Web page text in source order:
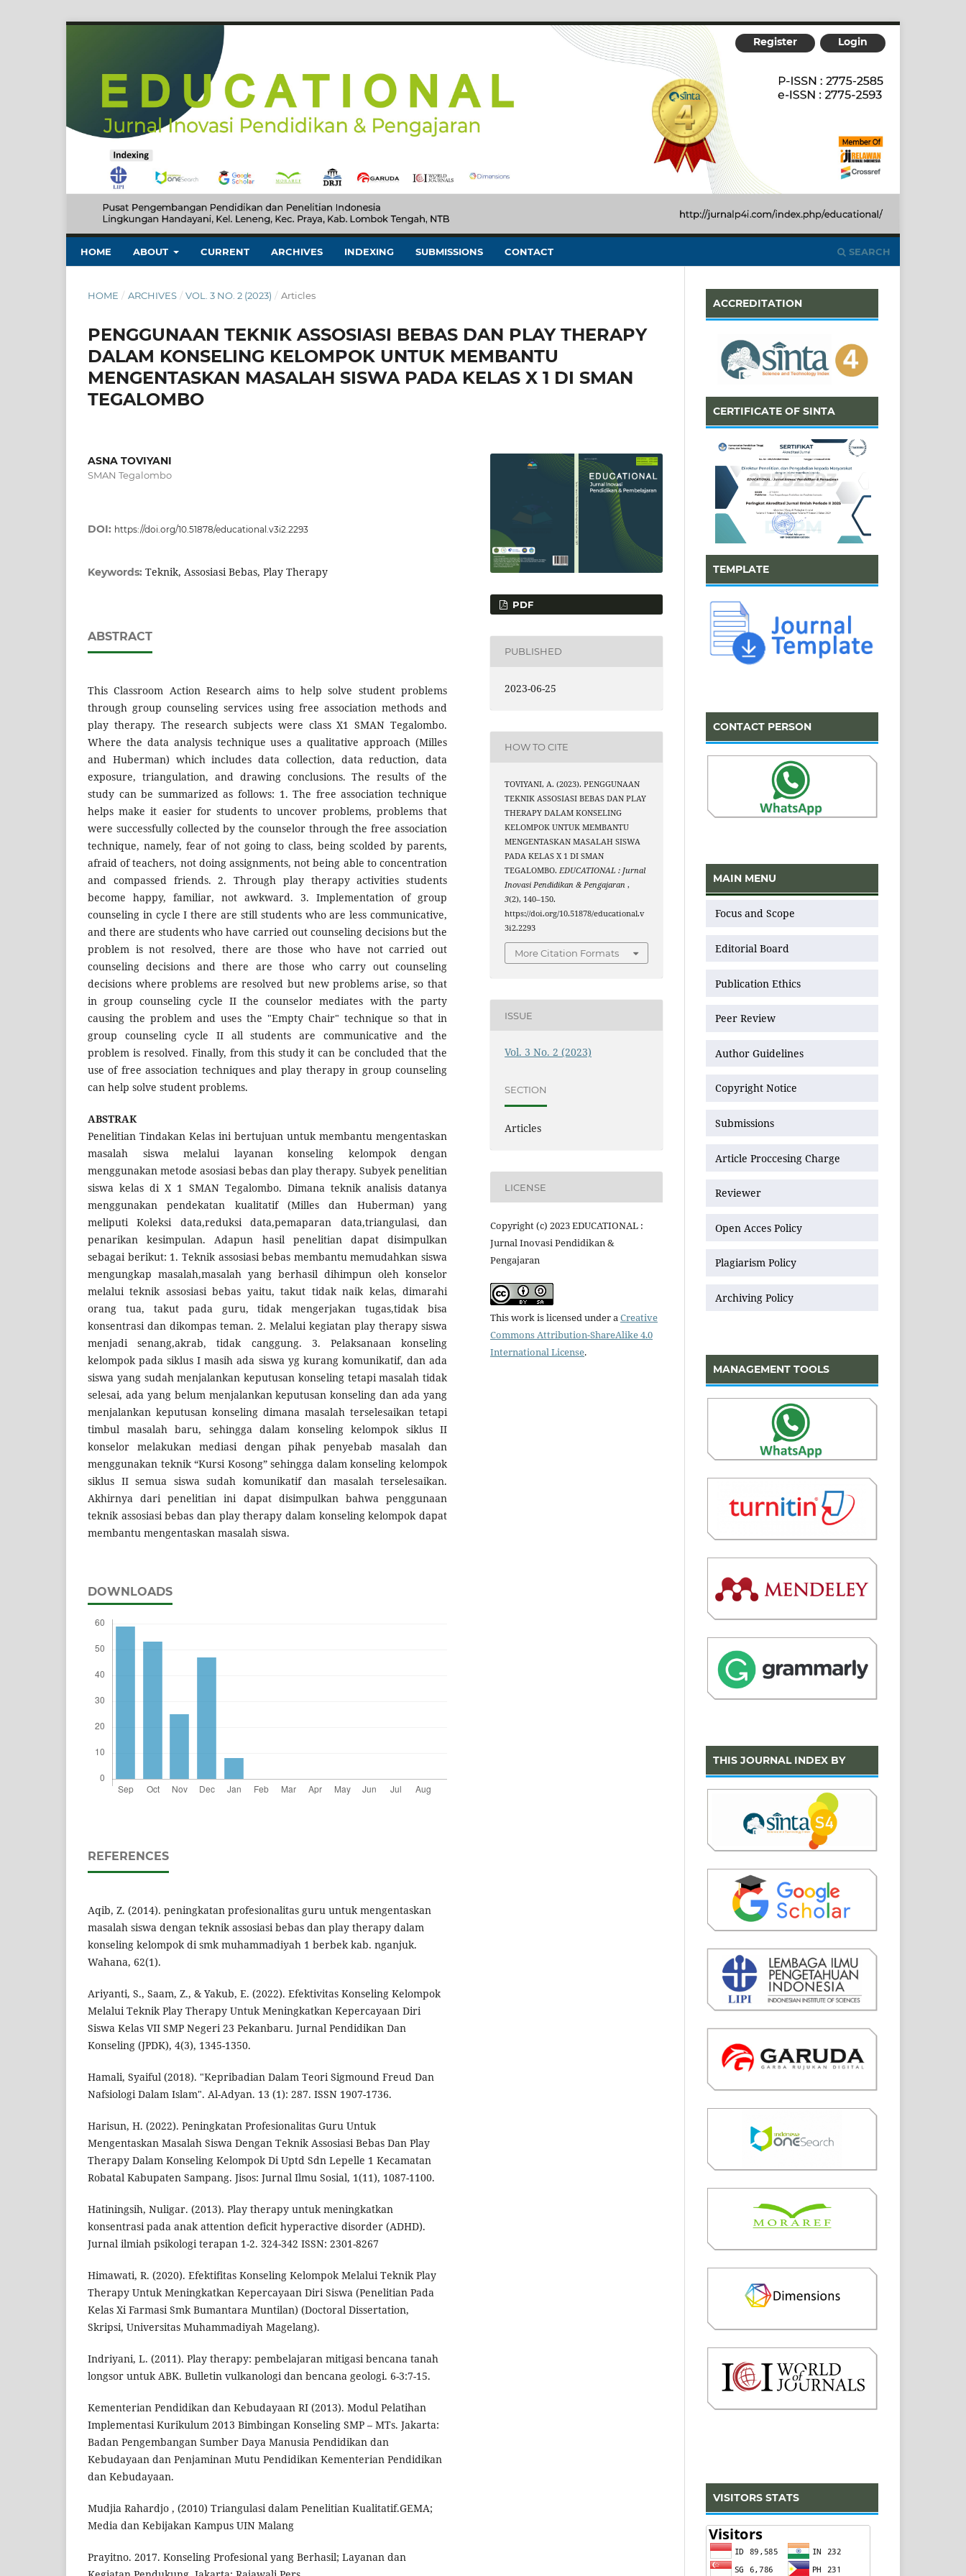
HOME ABOUT CURRENT ARCHIVES INDEXING SUBMISSIONS CONTACT SEARCH
Register Login
HOME / ARCHIVES / VOL. 3 NO. 2 (2023) / Articles
PENGGUNAAN TEKNIK ASSOSIASI BEBAS DAN PLAY THERAPY
DALAM KONSELING KELOMPOK UNTUK MEMBANTU
MENGENTASKAN MASALAH SISWA PADA KELAS X 1 DI SMAN
TEGALOMBO
ASNA TOVIYANI
SMAN Tegalombo
DOI: https://doi.org/10.51878/educational.v3i2.2293
Keywords: Teknik, Assosiasi Bebas, Play Therapy
ABSTRACT
This Classroom Action Research aims to help solve student problems
through group counseling services using free association methods and
play therapy. The research subjects were class X1 SMAN Tegalombo.
Where the data analysis technique uses a qualitative approach (Milles
and Huberman) which includes data collection, data reduction, data
exposure, triangulation, and drawing conclusions. The results of the
study can be summarized as follows: 1. The free association technique
helps make it easier for students to uncover problems, problems that
were successfully collected by the counselor through the free association
technique, namely, fear of not going to class, being scolded by parents,
afraid of teachers, not doing assignments, not being able to concentration
and compassed friends. 2. Through play therapy activities students
become happy, familiar, not awkward. 3. Implementation of group
counseling in cycle I there are still students who are less communicative,
and there are students who have carried out counseling decisions but the
problem is not resolved, there are those who have not carried out
counseling decisions and there are those who carry out counseling
decisions where problems are resolved but new problems arise, so that
in group counseling cycle II the counselor mediates with the party
causing the problem and uses the "Empty Chair" technique so that in
group counseling cycle II all students are communicative and the
problem is resolved. Finally, from this study it can be concluded that the
use of free association techniques and play therapy in group counseling
can help solve student problems.
ABSTRAK
Penelitian Tindakan Kelas ini bertujuan untuk membantu mengentaskan
masalah siswa melalui layanan konseling kelompok dengan
menggunakan metode asosiasi bebas dan play therapy. Subyek penelitian
siswa kelas di X 1 SMAN Tegalombo. Dimana teknik analisis datanya
menggunakan pendekatan kualitatif (Milles dan Huberman) yang
meliputi Koleksi data,reduksi data,pemaparan data,triangulasi, dan
penarikan kesimpulan. Adapun hasil penelitian dapat disimpulkan
sebagai berikut: 1. Teknik assosiasi bebas membantu memudahkan siswa
mengungkap masalah,masalah yang berhasil dihimpun oleh konselor
melalui teknik assosiasi bebas yaitu, takut tidak naik kelas, dimarahi
orang tua, takut pada guru, tidak mengerjakan tugas,tidak bisa
konsentrasi dan dikompas teman. 2. Melalui kegiatan play therapy siswa
menjadi senang,akrab, tidak canggung. 3. Pelaksanaan konseling
kelompok pada siklus I masih ada siswa yg kurang komunikatif, dan ada
siswa yang sudah menjalankan keputusan konseling tetapi masalah tidak
selesai, ada yang belum menjalankan keputusan konseling dan ada yang
menjalankan keputusan konseling dimana masalah terselesaikan tetapi
timbul masalah baru, sehingga dalam konseling kelompok siklus II
konselor melakukan mediasi dengan pihak penyebab masalah dan
menggunakan teknik “Kursi Kosong” sehingga dalam konseling kelompok
siklus II semua siswa sudah komunikatif dan masalah terselesaikan.
Akhirnya dari penelitian ini dapat disimpulkan bahwa penggunaan
teknik assosiasi bebas dan play therapy dalam konseling kelompok dapat
membantu mengentaskan masalah siswa.
DOWNLOADS
REFERENCES
Aqib, Z. (2014). peningkatan profesionalitas guru untuk mengentaskan
masalah siswa dengan teknik assosiasi bebas dan play therapy dalam
konseling kelompok di smk muhammadiyah 1 berbek kab. nganjuk.
Wahana, 62(1).
Ariyanti, S., Saam, Z., & Yakub, E. (2022). Efektivitas Konseling Kelompok
Melalui Teknik Play Therapy Untuk Meningkatkan Kepercayaan Diri
Siswa Kelas VII SMP Negeri 23 Pekanbaru. Jurnal Pendidikan Dan
Konseling (JPDK), 4(3), 1345-1350.
Hamali, Syaiful (2018). "Kepribadian Dalam Teori Sigmound Freud Dan
Nafsiologi Dalam Islam". Al-Adyan. 13 (1): 287. ISSN 1907-1736.
Harisun, H. (2022). Peningkatan Profesionalitas Guru Untuk
Mengentaskan Masalah Siswa Dengan Teknik Assosiasi Bebas Dan Play
Therapy Dalam Konseling Kelompok Di Uptd Sdn Lepelle 1 Kecamatan
Robatal Kabupaten Sampang. Jisos: Jurnal Ilmu Sosial, 1(11), 1087-1100.
Hatiningsih, Nuligar. (2013). Play therapy untuk meningkatkan
konsentrasi pada anak attention deficit hyperactive disorder (ADHD).
Jurnal ilmiah psikologi terapan 1-2. 324-342 ISSN: 2301-8267
Himawati, R. (2020). Efektifitas Konseling Kelompok Melalui Teknik Play
Therapy Untuk Meningkatkan Kepercayaan Diri Siswa (Penelitian Pada
Kelas Xi Farmasi Smk Bumantara Muntilan) (Doctoral Dissertation,
Skripsi, Universitas Muhammadiyah Magelang).
Indriyani, L. (2011). Play therapy: pembelajaran mitigasi bencana tanah
longsor untuk ABK. Bulletin vulkanologi dan bencana geologi. 6-3:7-15.
Kementerian Pendidikan dan Kebudayaan RI (2013). Modul Pelatihan
Implementasi Kurikulum 2013 Bimbingan Konseling SMP – MTs. Jakarta:
Badan Pengembangan Sumber Daya Manusia Pendidikan dan
Kebudayaan dan Penjaminan Mutu Pendidikan Kementerian Pendidikan
dan Kebudayaan.
Mudjia Rahardjo , (2010) Triangulasi dalam Penelitian Kualitatif.GEMA;
Media dan Kebijakan Kampus UIN Malang
Prayitno. 2017. Konseling Profesional yang Berhasil; Layanan dan
PDF
PUBLISHED
2023-06-25
HOW TO CITE
TOVIYANI, A. (2023). PENGGUNAAN
TEKNIK ASSOSIASI BEBAS DAN PLAY
THERAPY DALAM KONSELING
KELOMPOK UNTUK MEMBANTU
MENGENTASKAN MASALAH SISWA
PADA KELAS X 1 DI SMAN
TEGALOMBO. EDUCATIONAL : Jurnal
Inovasi Pendidikan & Pengajaran,
3(2), 140–150.
https://doi.org/10.51878/educational.v
3i2.2293
More Citation Formats
ISSUE
Vol. 3 No. 2 (2023)
SECTION
Articles
LICENSE
Copyright (c) 2023 EDUCATIONAL :
Jurnal Inovasi Pendidikan &
Pengajaran
This work is licensed under aCreative
Commons Attribution-ShareAlike 4.0
International License.
ACCREDITATION
CERTIFICATE OF SINTA
TEMPLATE
CONTACT PERSON
MAIN MENU
Focus and Scope
Editorial Board
Publication Ethics
Peer Review
Author Guidelines
Copyright Notice
Submissions
Article Proccesing Charge
Reviewer
Open Acces Policy
Plagiarism Policy
Archiving Policy
MANAGEMENT TOOLS
THIS JOURNAL INDEX BY
VISITORS STATS